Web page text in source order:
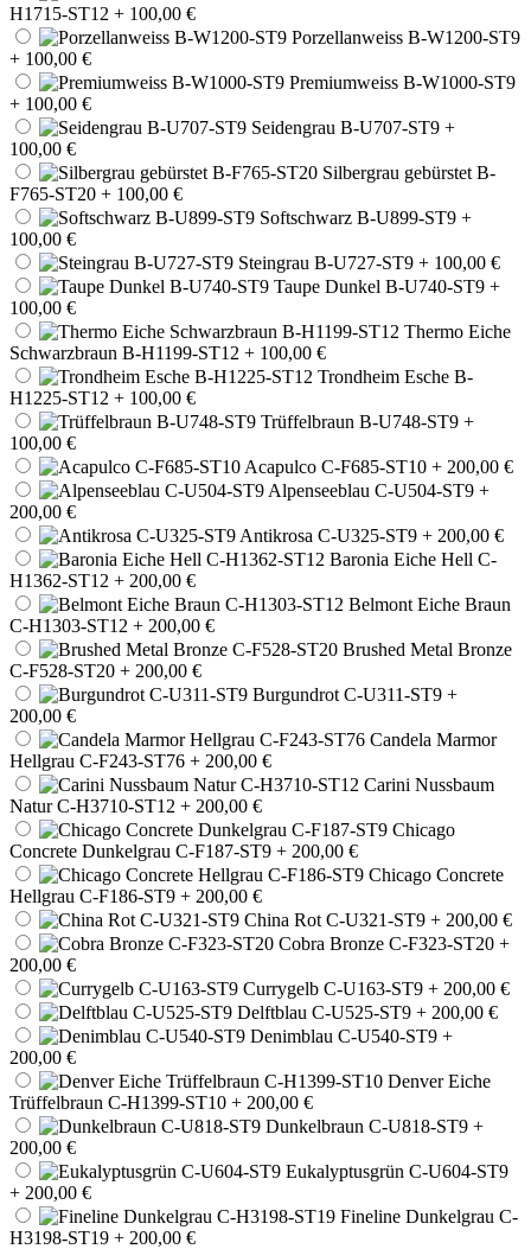
H1715-ST12 + 100,00 €
Porzellanweiss B-W1200-ST9
+ 100,00 €
Premiumweiss B-W1000-ST9
+ 100,00 €
Seidengrau B-U707-ST9 +
100,00 €
Silbergrau gebürstet B-
F765-ST20 + 100,00 €
Softschwarz B-U899-ST9 +
100,00 €
Steingrau B-U727-ST9 + 100,00 €
Taupe Dunkel B-U740-ST9 +
100,00 €
Thermo Eiche
Schwarzbraun B-H1199-ST12 + 100,00 €
Trondheim Esche B-
H1225-ST12 + 100,00 €
Trüffelbraun B-U748-ST9 +
100,00 €
Acapulco C-F685-ST10 + 200,00 €
Alpenseeblau C-U504-ST9 +
200,00 €
Antikrosa C-U325-ST9 + 200,00 €
Baronia Eiche Hell C-
H1362-ST12 + 200,00 €
Belmont Eiche Braun
C-H1303-ST12 + 200,00 €
Brushed Metal Bronze
C-F528-ST20 + 200,00 €
Burgundrot C-U311-ST9 +
200,00 €
Candela Marmor
Hellgrau C-F243-ST76 + 200,00 €
Carini Nussbaum
Natur C-H3710-ST12 + 200,00 €
Chicago
Concrete Dunkelgrau C-F187-ST9 + 200,00 €
Chicago Concrete
Hellgrau C-F186-ST9 + 200,00 €
China Rot C-U321-ST9 + 200,00 €
Cobra Bronze C-F323-ST20 +
200,00 €
Currygelb C-U163-ST9 + 200,00 €
Delftblau C-U525-ST9 + 200,00 €
Denimblau C-U540-ST9 +
200,00 €
Denver Eiche
Trüffelbraun C-H1399-ST10 + 200,00 €
Dunkelbraun C-U818-ST9 +
200,00 €
Eukalyptusgrün C-U604-ST9
+ 200,00 €
Fineline Dunkelgrau C-
H3198-ST19 + 200,00 €